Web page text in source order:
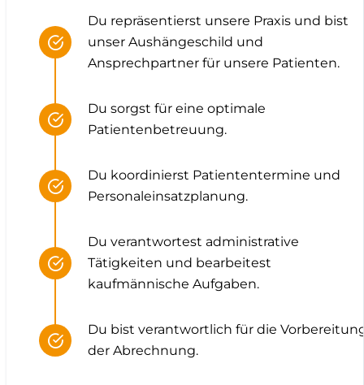
Du repräsentierst unsere Praxis und bist
unser Aushängeschild und
Ansprechpartner für unsere Patienten.
Du sorgst für eine optimale
Patientenbetreuung.
Du koordinierst Patiententermine und
Personaleinsatzplanung.
Du verantwortest administrative
Tätigkeiten und bearbeitest
kaufmännische Aufgaben.
Du bist verantwortlich für die
der Abrechnung.